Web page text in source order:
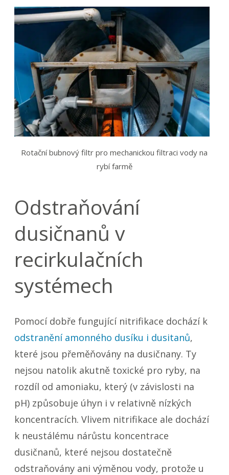
Rotační bubnový filtr pro mechanickou filtraci vody na
rybí farmě
Odstraňování
dusičnanů v
recirkulačních
systémech
Pomocí dobře fungující nitrifikace dochází k
odstranění amonného dusíku i dusitanů,
které jsou přeměňovány na dusičnany. Ty
nejsou natolik akutně toxické pro ryby, na
rozdíl od amoniaku, který (v závislosti na
pH) způsobuje úhyn i v relativně nízkých
koncentracích. Vlivem nitrifikace ale dochází
k neustálému nárůstu koncentrace
dusičnanů, které nejsou dostatečně
odstraňovány ani výměnou vody, protože u